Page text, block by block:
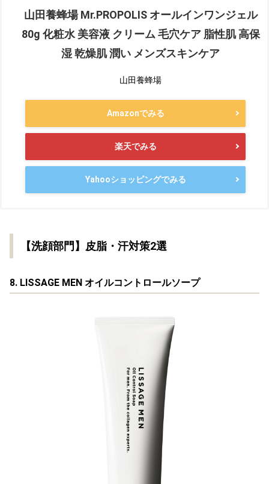
山田養蜂場 Mr.PROPOLIS オールインワンジェル
80g 化粧水 美容液 クリーム 毛穴ケア 脂性肌 高保
湿 乾燥肌 潤い メンズスキンケア
山田養蜂場
Amazonでみる
楽天でみる
Yahooショッピングでみる
【洗顔部門】皮脂・汗対策2選
8. LISSAGE MEN オイルコントロールソープ